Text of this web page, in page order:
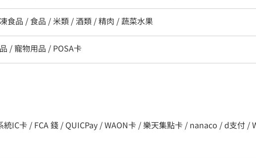
食品 / 食品 / 米類 / 酒類 / 精肉 / 蔬菜水果
/ 寵物用品 / POSA卡
IC卡 / FCA 錢 / QUICPay / WAON卡 / 樂天集點卡 / nanaco / d支付 /